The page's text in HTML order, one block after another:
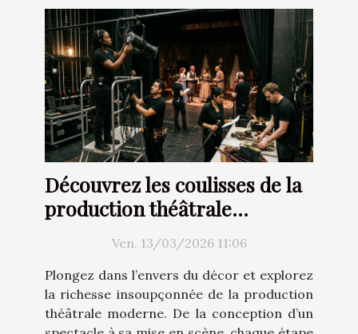
Découvrez les coulisses de la
production théâtrale
Ven. 13/03/2026 11:06
Plongez dans l’envers du décor et explorez
la richesse insoupçonnée de la production
théâtrale moderne. De la conception d’un